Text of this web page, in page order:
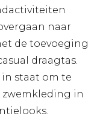
naar
de toevoeging
draagtas.
staat om te
in